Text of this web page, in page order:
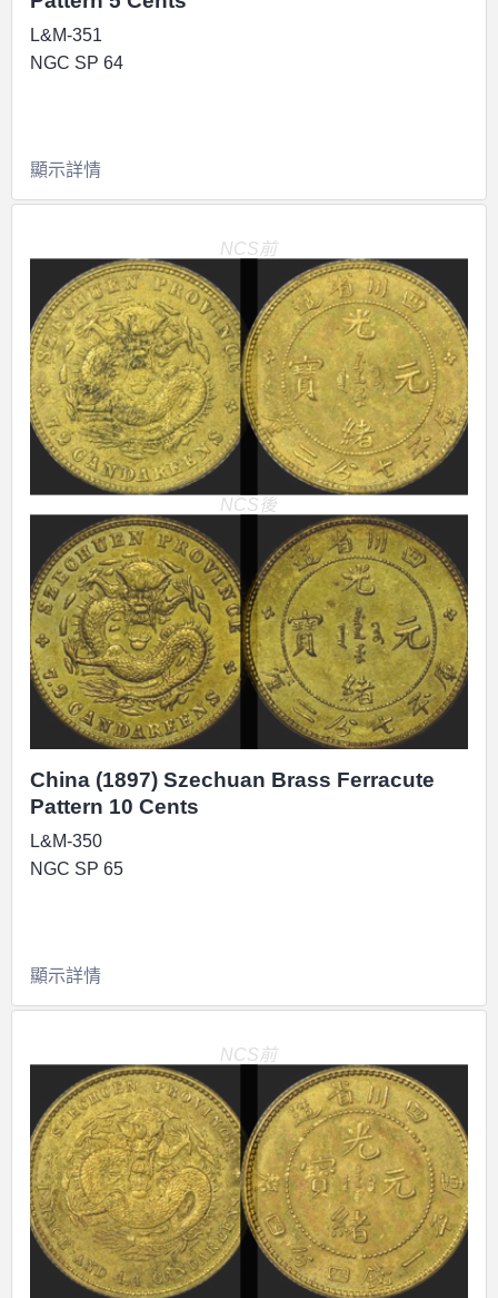
L&M-351
NGC SP 64
顯示詳情
NCS前
NCS後
China (1897) Szechuan Brass Ferracute
Pattern 10 Cents
L&M-350
NGC SP 65
顯示詳情
NCS前